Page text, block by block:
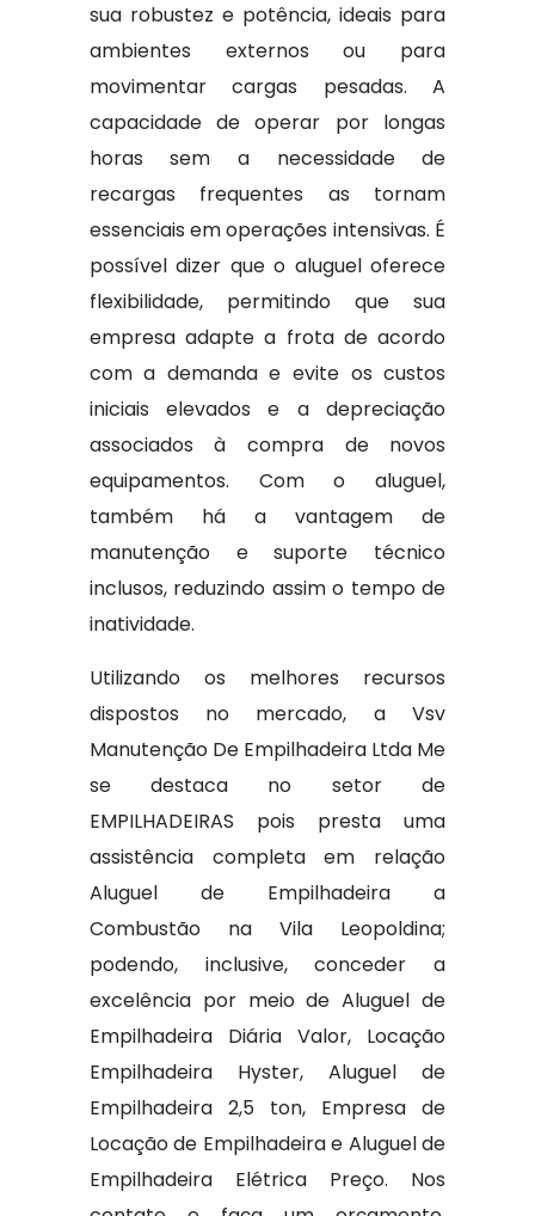
sua robustez e potência, ideais para
ambientes externos ou para
movimentar cargas pesadas. A
capacidade de operar por longas
horas sem a necessidade de
recargas frequentes as tornam
essenciais em operações intensivas. É
possível dizer que o aluguel oferece
flexibilidade, permitindo que sua
empresa adapte a frota de acordo
com a demanda e evite os custos
iniciais elevados e a depreciação
associados à compra de novos
equipamentos. Com o aluguel,
também há a vantagem de
manutenção e suporte técnico
inclusos, reduzindo assim o tempo de
inatividade.
Utilizando os melhores recursos
dispostos no mercado, a Vsv
Manutenção De Empilhadeira Ltda Me
se destaca no setor de
EMPILHADEIRAS pois presta uma
assistência completa em relação
Aluguel de Empilhadeira a
Combustão na Vila Leopoldina;
podendo, inclusive, conceder a
excelência por meio de Aluguel de
Empilhadeira Diária Valor, Locação
Empilhadeira Hyster, Aluguel de
Empilhadeira 2,5 ton, Empresa de
Locação de Empilhadeira e Aluguel de
Empilhadeira Elétrica Preço. Nos